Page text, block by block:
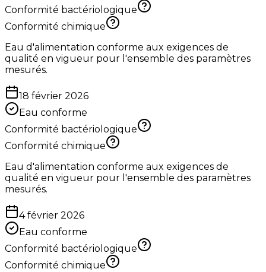
Conformité bactériologique
Conformité chimique
Eau d'alimentation conforme aux exigences de
qualité en vigueur pour l'ensemble des paramètres
mesurés.
18 février 2026
Eau conforme
Conformité bactériologique
Conformité chimique
Eau d'alimentation conforme aux exigences de
qualité en vigueur pour l'ensemble des paramètres
mesurés.
4 février 2026
Eau conforme
Conformité bactériologique
Conformité chimique